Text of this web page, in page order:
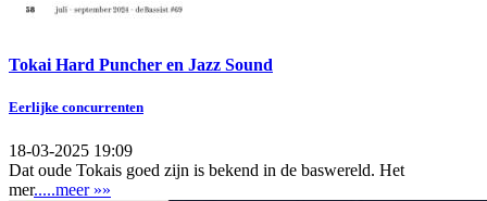
Tokai Hard Puncher en Jazz Sound
Eerlijke concurrenten
18-03-2025 19:09
Dat oude Tokais goed zijn is bekend in de baswereld. Het
mer.....meer »»